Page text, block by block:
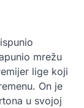
mrežu
lige koji
On je
u svojoj